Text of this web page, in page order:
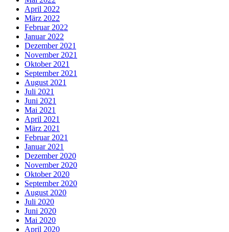
April 2022
März 2022
Februar 2022
Januar 2022
Dezember 2021
November 2021
Oktober 2021
September 2021
August 2021
Juli 2021
Juni 2021
Mai 2021
April 2021
März 2021
Februar 2021
Januar 2021
Dezember 2020
November 2020
Oktober 2020
September 2020
August 2020
Juli 2020
Juni 2020
Mai 2020
April 2020